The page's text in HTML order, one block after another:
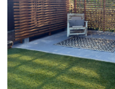
COPERTURA MOBILE 2 AUTO